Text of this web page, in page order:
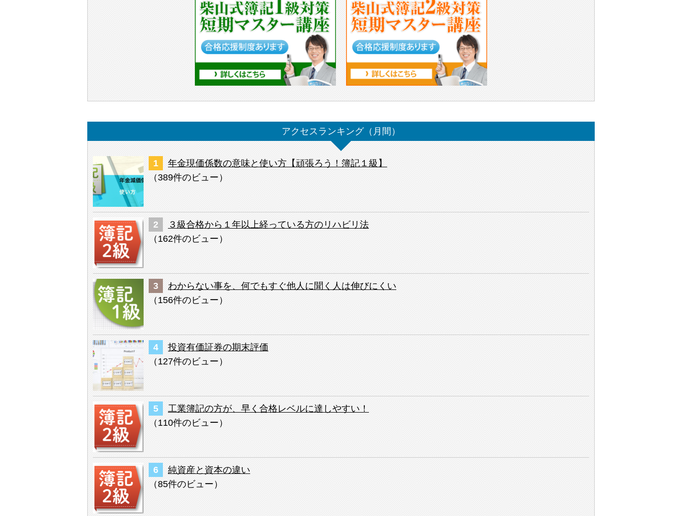
アクセスランキング（月間）
年金現価係数の意味と使い方【頑張ろう！簿記１級】
（389件のビュー）
３級合格から１年以上経っている方のリハビリ法
（162件のビュー）
わからない事を、何でもすぐ他人に聞く人は伸びにくい
（ 156件のビュー ）
投資有価証券の期末評価
（ 127件のビュー）
工業簿記の方が、早く合格レベルに達しやすい！
（110件のビュー ）
純資産と資本の違い
（85件のビュー）